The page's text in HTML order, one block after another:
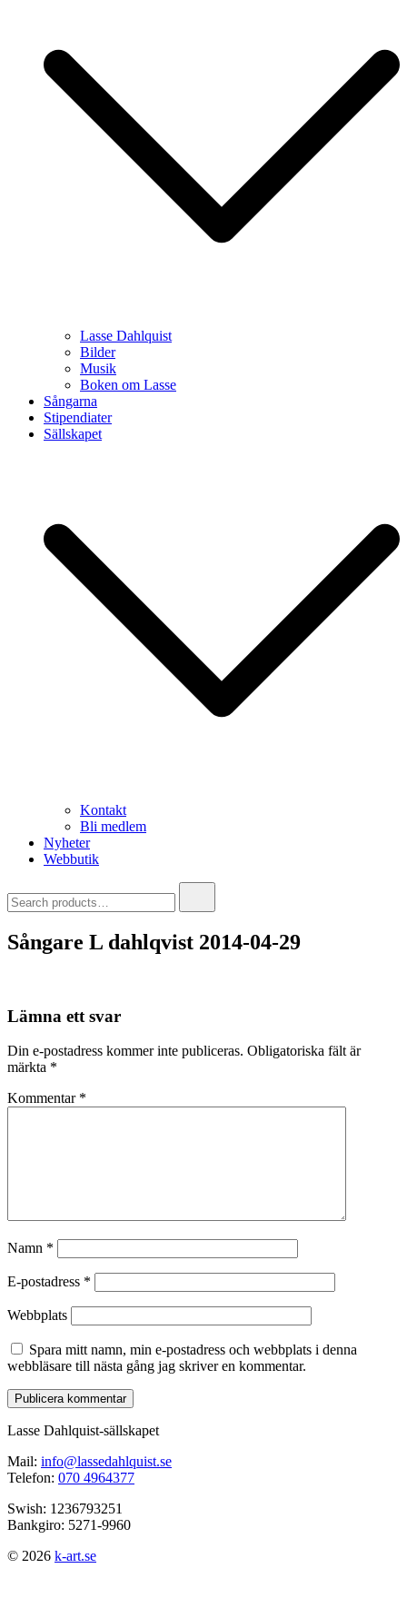
Lasse Dahlquist
Bilder
Musik
Boken om Lasse
Sångarna
Stipendiater
Sällskapet
Kontakt
Bli medlem
Nyheter
Webbutik
for:
Sångare L dahlqvist 2014-04-29
Lämna ett svar
Din e-postadress kommer inte publiceras. Obligatoriska fält är
märkta *
Kommentar *
Namn *
E-postadress *
Webbplats
Spara mitt namn, min e-postadress och webbplats i denna
webbläsare till nästa gång jag skriver en kommentar.
Lasse Dahlquist-sällskapet
Mail: info@lassedahlquist.se
Telefon: 070 4964377
Swish: 1236793251
Bankgiro: 5271-9960
© 2026 k-art.se